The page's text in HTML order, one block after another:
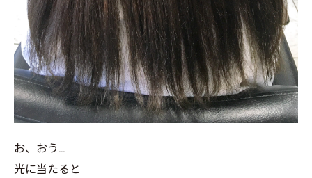
お、おう…
光に当たると